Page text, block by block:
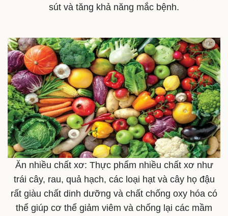
Infographic
sút và tăng khả năng mắc bệnh.
Ăn nhiều chất xơ: Thực phẩm nhiều chất xơ như
trái cây, rau, quả hạch, các loại hạt và cây họ đậu
rất giàu chất dinh dưỡng và chất chống oxy hóa có
thể giúp cơ thể giảm viêm và chống lại các mầm